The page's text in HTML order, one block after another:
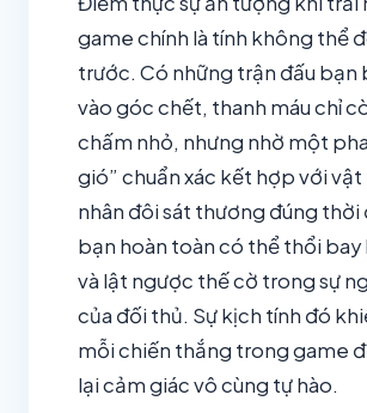
game chính là tính không thể
trước. Có những trận đấu bạn
vào góc chết, thanh máu chỉ
chấm nhỏ, nhưng nhờ một
gió” chuẩn xác kết hợp với
nhân đôi sát thương đúng thời
bạn hoàn toàn có thể thổi bay
và lật ngược thế cờ trong sự
của đối thủ. Sự kịch tính đó
mỗi chiến thắng trong game
lại cảm giác vô cùng tự hào.